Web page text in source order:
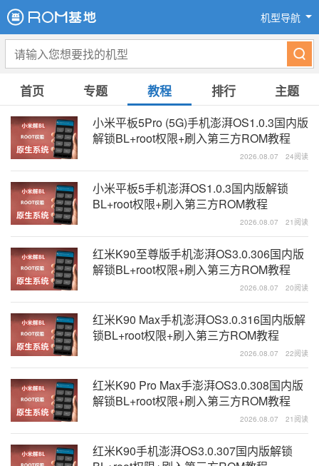
机型导航
首页 专题 教程 排行 主题
小米平板5Pro (5G)手机澎湃OS1.0.3国内版
解锁BL+root权限+刷入第三方ROM教程
2026.08.07 24阅读
小米平板5手机澎湃OS1.0.3国内版解锁
BL+root权限+刷入第三方ROM教程
2026.08.07 21阅读
红米K90至尊版手机澎湃OS3.0.306国内版
解锁BL+root权限+刷入第三方ROM教程
2026.08.07 20阅读
红米K90 Max手机澎湃OS3.0.316国内版解
锁BL+root权限+刷入第三方ROM教程
2026.08.07 22阅读
红米K90 Pro Max手澎湃OS3.0.308国内版
解锁BL+root权限+刷入第三方ROM教程
2026.08.07 21阅读
红米K90手机澎湃OS3.0.307国内版解锁